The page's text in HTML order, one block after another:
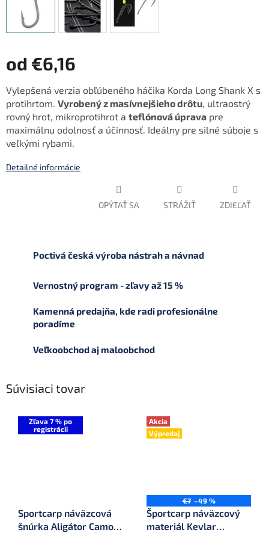
od €6,16
cena:
Vylepšená verzia obľúbeného háčika Korda Long Shank X s
protihrtom. Vyrobený z masívnejšieho drôtu, ultraostrý
rovný hrot, mikroprotihrot a teflónová úprava pre
maximálnu odolnosť a účinnosť. Ideálny pre silné súboje s
veľkými rybami.
Detailné informácie
OPÝTAŤ SA STRÁŽIŤ ZDIEĽAŤ
Poctivá česká výroba nástrah a návnad
Vernostný program - zľavy až 15 %
Kamenná predajňa, kde radi profesionálne
poradíme
Veľkoobchod aj maloobchod
Súvisiaci tovar
Zľava 7 % po
registrácii
Sportcarp náväzcová
šnúrka Aligátor Camou
Akcia
Výpredaj
€7 –49 %
Športcarp náväzcový
materiál Kevlar